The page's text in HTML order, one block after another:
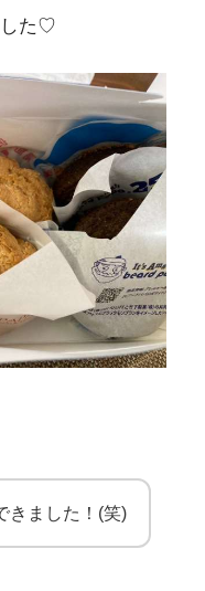
した♡
きました！(笑)